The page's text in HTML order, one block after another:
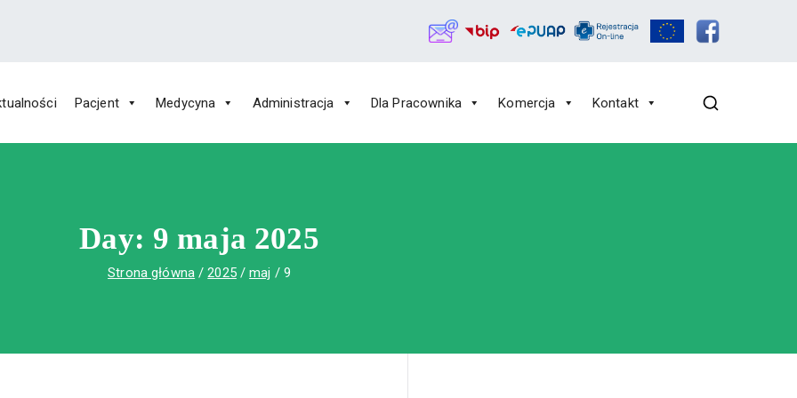
Św. Rafała w Czerwonej Górze
Rafała w Czerwonej Górze
Pacjent Medycyna Administracja Dla Pracownika Komercja Kontakt
Day: 9 maja 2025
Strona główna 2025 maj 9